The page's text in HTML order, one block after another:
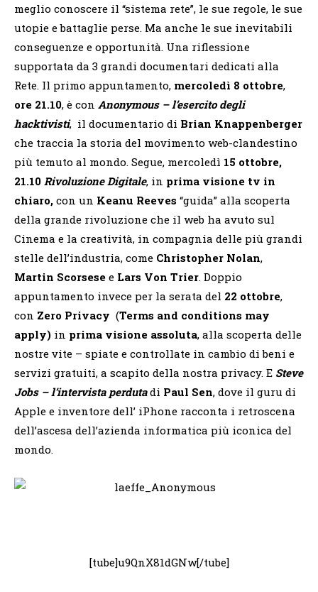
meglio conoscere il “sistema rete”, le sue regole, le sue
utopie e battaglie perse. Ma anche le sue inevitabili
conseguenze e opportunità. Una riflessione
supportata da 3 grandi documentari dedicati alla
Rete. Il primo appuntamento, mercoledì 8 ottobre,
ore 21.10, è con Anonymous – l’esercito degli
hacktivisti, il documentario di Brian Knappenberger
che traccia la storia del movimento web-clandestino
più temuto al mondo. Segue, mercoledì 15 ottobre,
21.10 Rivoluzione Digitale, in prima visione tv in
chiaro, con un Keanu Reeves “guida” alla scoperta
della grande rivoluzione che il web ha avuto sul
Cinema e la creatività, in compagnia delle più grandi
stelle dell’industria, come Christopher Nolan,
Martin Scorsese e Lars Von Trier. Doppio
appuntamento invece per la serata del 22 ottobre,
con Zero Privacy (Terms and conditions may
apply) in prima visione assoluta, alla scoperta delle
nostre vite – spiate e controllate in cambio di beni e
servizi gratuiti, a scapito della nostra privacy. E Steve
Jobs – l’intervista perdutadi Paul Sen, dove il guru di
Apple e inventore dell’ iPhone racconta i retroscena
dell’ascesa dell’azienda informatica più iconica del
mondo.
[tube]u9QnX81dGNw[/tube]